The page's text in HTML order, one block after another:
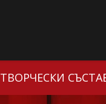
ТВОРЧЕСКИ